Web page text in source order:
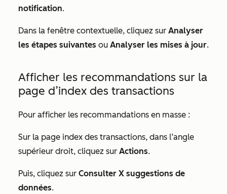
notification.
Dans la fenêtre contextuelle, cliquez sur Analyser
les étapes suivantes ou Analyser les mises à jour.
Afficher les recommandations sur la
page d’index des transactions
Pour afficher les recommandations en masse :
Sur la page index des transactions, dans l’angle
supérieur droit, cliquez sur Actions.
Puis, cliquez sur Consulter X suggestions de
données.